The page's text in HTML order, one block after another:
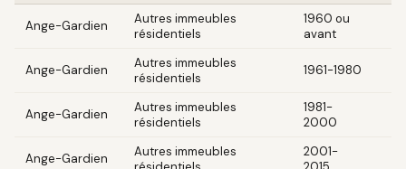
Ange-Gardien
Autres immeubles
résidentiels
1960 ou
avant
Ange-Gardien
Autres immeubles
résidentiels
1961-1980
Ange-Gardien
Autres immeubles
résidentiels
1981-
2000
Ange-Gardien
Autres immeubles
2001-